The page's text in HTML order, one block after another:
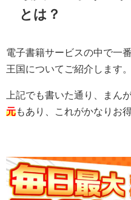
とは？
電子書籍サービスの中で一
王国についてご紹介します。
上記でも書いた通り、まん
元もあり、これがかなりお